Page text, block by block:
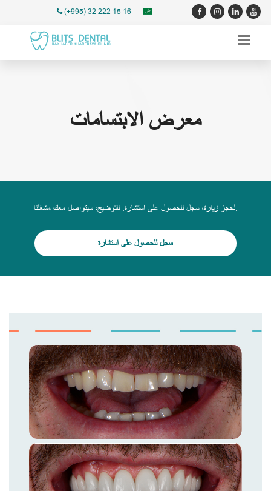
(+995) 32 222 15 16
معرض الابتسامات
لحجز زيارة، سجل للحصول على استشارة. للتوضيح، سيتواصل معك مشغلنا.
سجل للحصول على استشارة